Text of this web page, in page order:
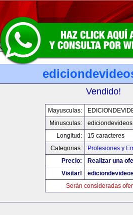
Vendido!
Mayusculas:
Minusculas:
Longitud:
15 caracteres
Categorias:
Profesiones y
Precio:
Realizar una
Visitar!
Serán consideradas